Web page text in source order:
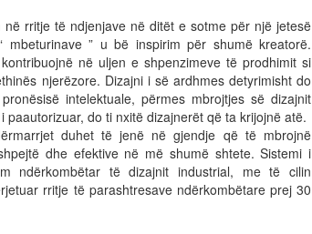
në rritje të ndjenjave në ditët e sotme për një jetesë
mbeturinave ” u bë inspirim për shumë kreatorë.
në uljen e shpenzimeve të prodhimit si
njerëzore. Dizajni i së ardhmes detyrimisht do
intelektuale, përmes mbrojtjes së dizajnit
paautorizuar, do ti nxitë dizajnerët që ta krijojnë atë.
duhet të jenë në gjendje që të mbrojnë
dhe efektive në më shumë shtete. Sistemi i
ndërkombëtar të dizajnit industrial, me të cilin
rritje të parashtresave ndërkombëtare prej 30